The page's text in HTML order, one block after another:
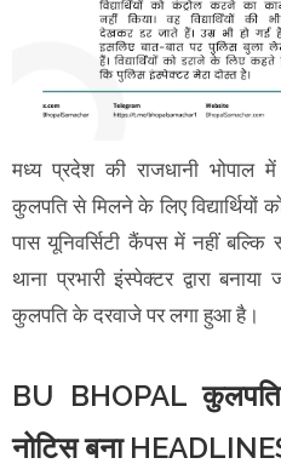
मध्य प्रदेश की राजधानी भोपाल
कुलपति से मिलने के लिए
पास यूनिवर्सिटी कैंपस में नहीं बल्कि
थाना प्रभारी इंस्पेक्टर द्वारा
कुलपति के दरवाजे पर लगा हुआ है।
BU BHOPAL
नोटिस बना